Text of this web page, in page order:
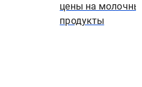
цены на
продукты